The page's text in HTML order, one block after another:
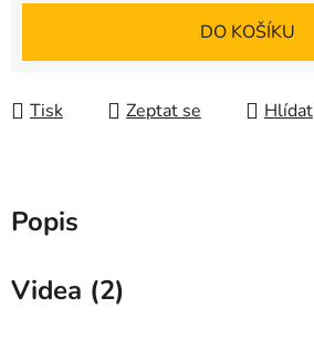
DO KOŠÍKU
Tisk Zeptat se Hlídat
Popis
Videa (2)